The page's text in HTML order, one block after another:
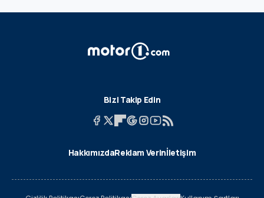
Bizi Takip Edin
HakkımızdaReklam Verinİletişim